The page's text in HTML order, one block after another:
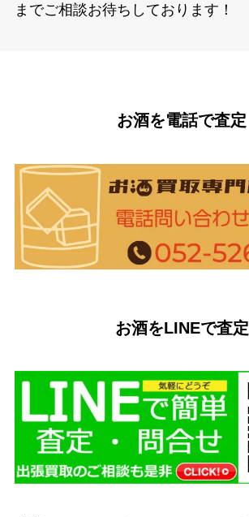
までご相談お待ちしております！
お酒を電話で査定
お酒をLINEで査定